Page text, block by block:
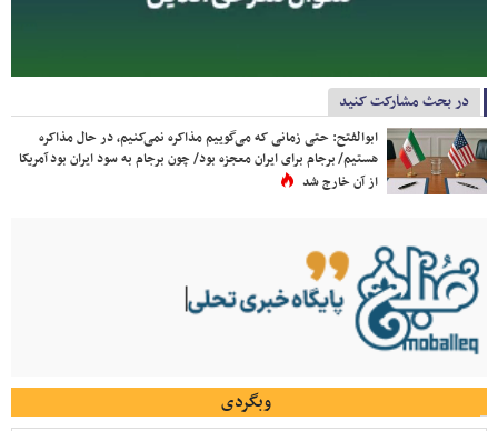
در بحث مشارکت کنید
ابوالفتح: حتی زمانی که می‌گوییم مذاکره نمی‌کنیم، در حال مذاکره
هستیم/ برجام برای ایران معجزه بود/ چون برجام به سود ایران بود آمریکا
از آن خارج شد
وبگردی